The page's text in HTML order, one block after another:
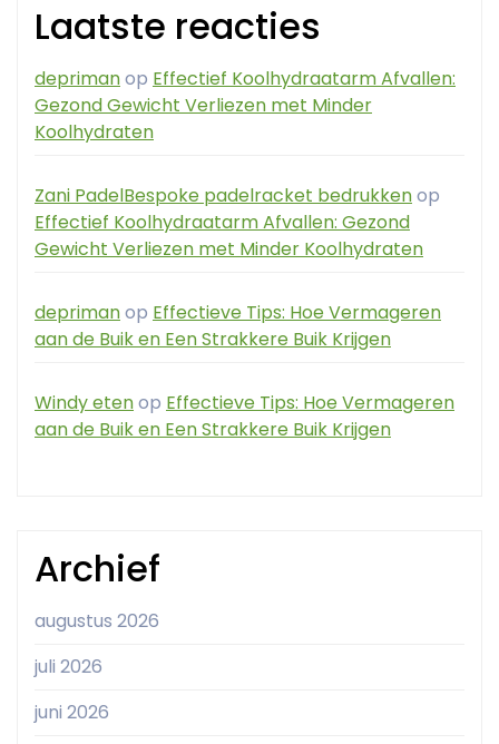
Laatste reacties
deprimanop Effectief Koolhydraatarm Afvallen:
Gezond Gewicht Verliezen met Minder
Koolhydraten
Zani PadelBespoke padelracket bedrukkenop
Effectief Koolhydraatarm Afvallen: Gezond
Gewicht Verliezen met Minder Koolhydraten
deprimanop Effectieve Tips: Hoe Vermageren
aan de Buik en Een Strakkere Buik Krijgen
Windy etenop Effectieve Tips: Hoe Vermageren
aan de Buik en Een Strakkere Buik Krijgen
Archief
augustus 2026
juli 2026
juni 2026